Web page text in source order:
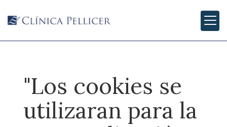
"Los cookies se
utilizaran para la